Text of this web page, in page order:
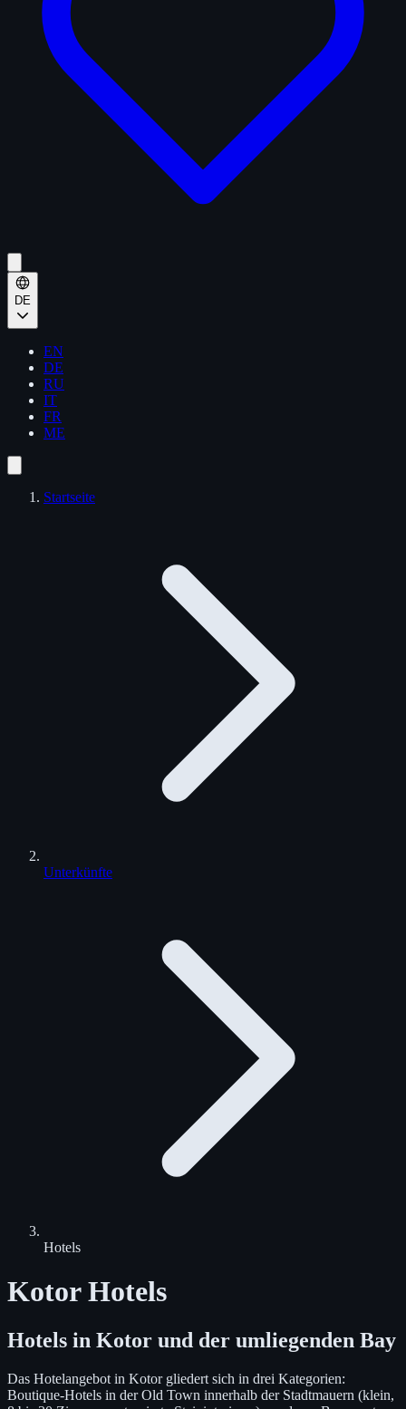
DE
EN
DE
RU
IT
FR
ME
Startseite
Unterkünfte
Hotels
Kotor Hotels
Hotels in Kotor und der umliegenden Bay
Das Hotelangebot in Kotor gliedert sich in drei Kategorien:
Boutique-Hotels in der Old Town innerhalb der Stadtmauern (klein,